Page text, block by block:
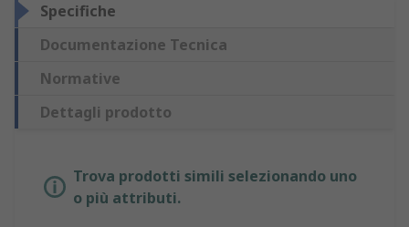
Specifiche
Documentazione Tecnica
Normative
Dettagli prodotto
Trova prodotti simili selezionando uno
o più attributi.